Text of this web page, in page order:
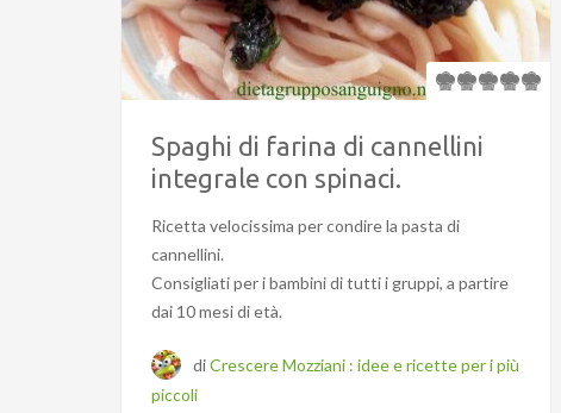
Spaghi di farina di cannellini
integrale con spinaci.
Ricetta velocissima per condire la pasta di
cannellini.
Consigliati per i bambini di tutti i gruppi, a partire
dai 10 mesi di età.
diCrescere Mozziani : idee e ricette per i più
piccoli